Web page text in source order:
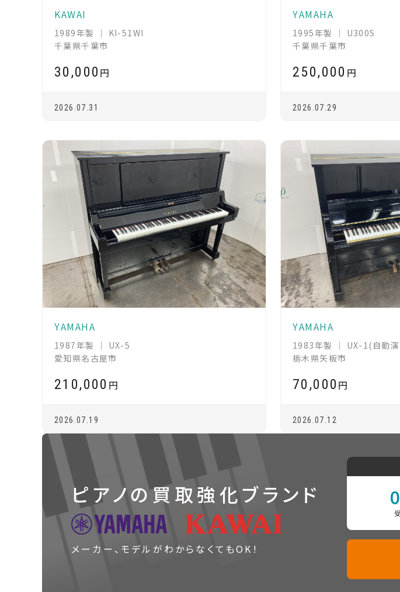
KAWAI
1989年製 ｜ KI-51WI
千葉県千葉市
30,000 円
2026.07.31
YAMAHA
1995年製 ｜ U300S
千葉県千葉市
250,000 円
2026.07.29
YAMAHA
1987年製 ｜ UX-5
愛知県名古屋市
210,000 円
2026.07.19
YAMAHA
1983年製 ｜ UX-1(自動演
栃木県矢板市
70,000 円
2026.07.12
ピアノの買取強化ブランド
メーカー、モデルが わからなくてもOK!